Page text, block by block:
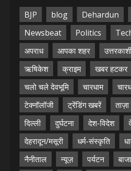
BJP blog Dehardun
Newsbeat
Politics
अपराध
आपका शहर
ऋषिकेश
क्राइम खबर हटकर
चलो चले देवभूमि
चारधाम
टेक्नॉलॉजी
ट्रेंडिंग खबरें
दिल्ली
दुर्घटना देश-विदेश
देहरादून/मसूरी
धर्म-संस्कृति
नैनीताल
न्यूज़ पर्यटन